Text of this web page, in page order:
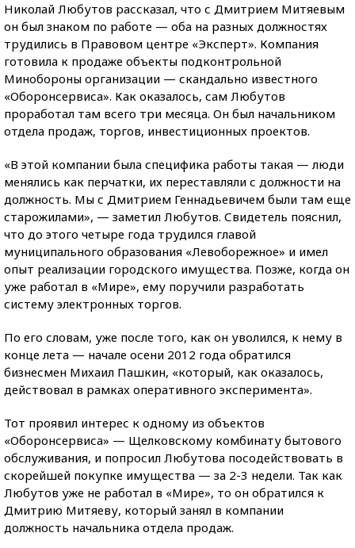
Николай Любутов рассказал, что с Дмитрием Митяевым
он был знаком по работе — оба на разных должностях
трудились в Правовом центре «Эксперт». Компания
готовила к продаже объекты подконтрольной
Минобороны организации — скандально известного
«Оборонсервиса». Как оказалось, сам Любутов
проработал там всего три месяца. Он был начальником
отдела продаж, торгов, инвестиционных проектов.
«В этой компании была специфика работы такая — люди
менялись как перчатки, их переставляли с должности на
должность. Мы с Дмитрием Геннадьевичем были там еще
старожилами», — заметил Любутов. Свидетель пояснил,
что до этого четыре года трудился главой
муниципального образования «Левоборежное» и имел
опыт реализации городского имущества. Позже, когда он
уже работал в «Мире», ему поручили разработать
систему электронных торгов.
По его словам, уже после того, как он уволился, к нему в
конце лета — начале осени 2012 года обратился
бизнесмен Михаил Пашкин, «который, как оказалось,
действовал в рамках оперативного эксперимента».
Тот проявил интерес к одному из объектов
«Оборонсервиса» — Щелковскому комбинату бытового
обслуживания, и попросил Любутова посодействовать в
скорейшей покупке имущества — за 2-3 недели. Так как
Любутов уже не работал в «Мире», то он обратился к
Дмитрию Митяеву, который занял в компании
должность начальника отдела продаж.